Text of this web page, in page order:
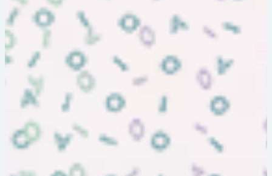
AUDIT MASTER Ver.5
AUDIT MASTER Ver.3